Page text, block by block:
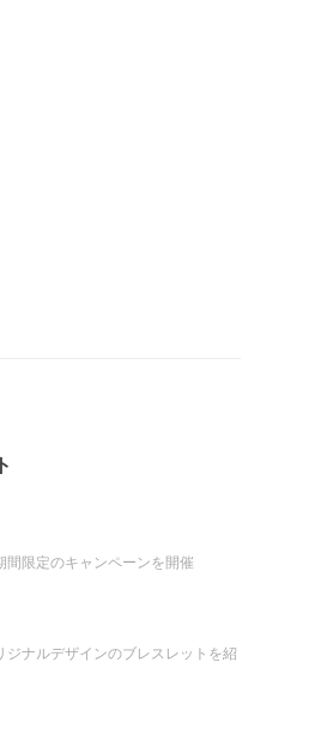
間限定のキャンペーンを開催
ジナルデザインのブレスレットを紹